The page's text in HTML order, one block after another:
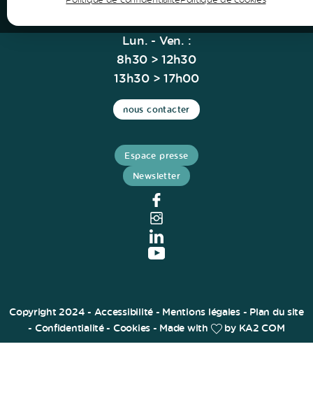
Lun. - Ven. :
8h30 > 12h30
13h30 > 17h00
nous contacter
Espace presse
Newsletter
Copyright 2024 - Accessibilité - Mentions légales- Plan du site
- Confidentialité- Cookies - Made with by KA2 COM